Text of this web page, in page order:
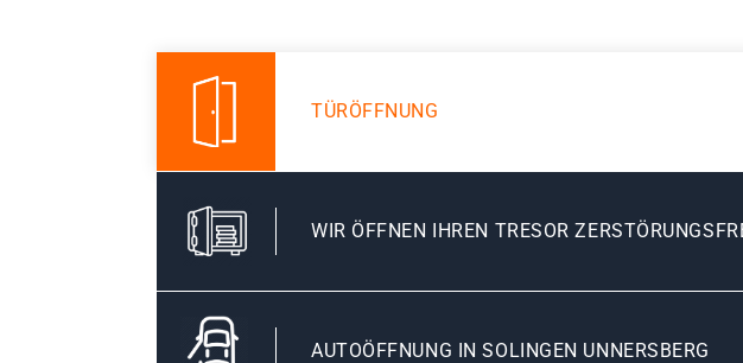
TÜRÖFFNUNG
WIR ÖFFNEN IHREN TRESOR
AUTOÖFFNUNG IN SOLINGEN UNNERSBERG